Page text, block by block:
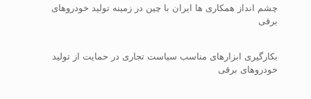
چشم انداز همکاری ها ایران با چین در زمینه تولید خودروهای
برقی
بکارگیری ابزارهای مناسب سیاست تجاری در حمایت از تولید
خودروهای برقی